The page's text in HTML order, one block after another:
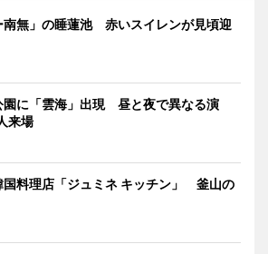
南無」の睡蓮池 赤いスイレンが見頃迎
園に「雲海」出現 昼と夜で異なる演
来場
国料理店「ジュミネ キッチン」 釜山の